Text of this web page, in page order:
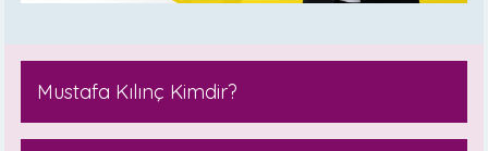
Mustafa Kılınç Kimdir?